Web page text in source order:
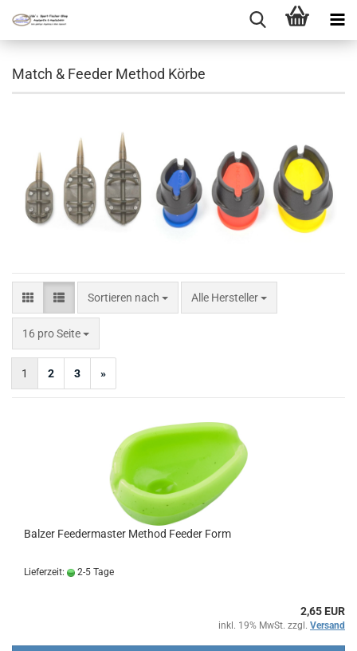
Match & Feeder Method Körbe
Sortieren nach
Sortieren nach Alle Hersteller
16 pro Seite
pro Seite
1 2 3 »
Balzer Feedermaster Method Feeder Form
Lieferzeit: 2-5 Tage
2,65 EUR
inkl. 19% MwSt. zzgl. Versand